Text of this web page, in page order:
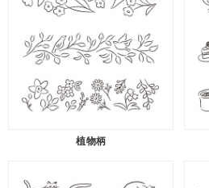
植物柄